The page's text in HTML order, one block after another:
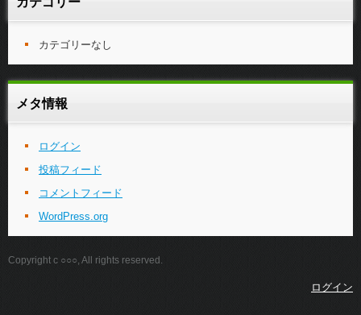
カテゴリーなし
メタ情報
ログイン
投稿フィード
コメントフィード
WordPress.org
Copyright c ○○○, All rights reserved.
ログイン